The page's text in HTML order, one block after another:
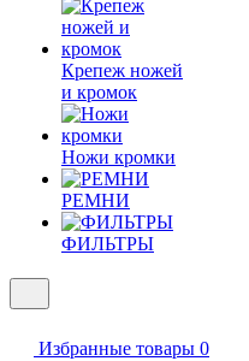
Крепеж ножей
и кромок
Ножи кромки
РЕМНИ
ФИЛЬТРЫ
Избранные товары 0